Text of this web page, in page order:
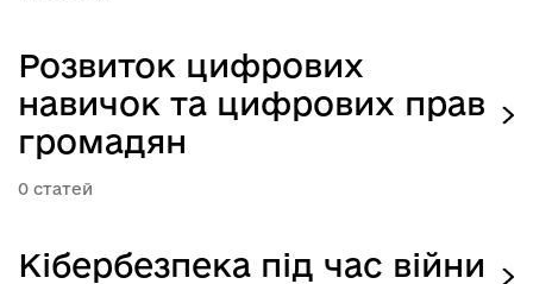
Розвиток цифрових
навичок та цифрових прав
громадян
0
Кібербезпека під час війни